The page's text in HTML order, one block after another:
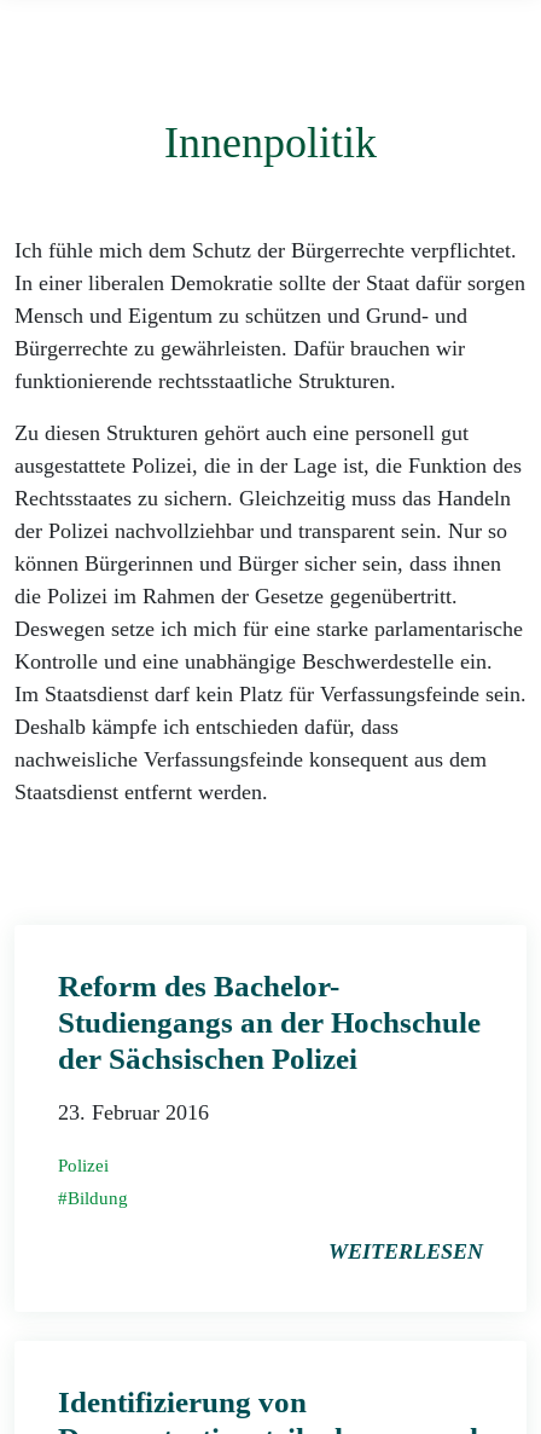
Innenpolitik
Ich fühle mich dem Schutz der Bürgerrechte verpflichtet.
In einer liberalen Demokratie sollte der Staat dafür sorgen
Mensch und Eigentum zu schützen und Grund- und
Bürgerrechte zu gewährleisten. Dafür brauchen wir
funktionierende rechtsstaatliche Strukturen.
Zu diesen Strukturen gehört auch eine personell gut
ausgestattete Polizei, die in der Lage ist, die Funktion des
Rechtsstaates zu sichern. Gleichzeitig muss das Handeln
der Polizei nachvollziehbar und transparent sein. Nur so
können Bürgerinnen und Bürger sicher sein, dass ihnen
die Polizei im Rahmen der Gesetze gegenübertritt.
Deswegen setze ich mich für eine starke parlamentarische
Kontrolle und eine unabhängige Beschwerdestelle ein.
Im Staatsdienst darf kein Platz für Verfassungsfeinde sein.
Deshalb kämpfe ich entschieden dafür, dass
nachweisliche Verfassungsfeinde konsequent aus dem
Staatsdienst entfernt werden.
Reform des Bachelor-
Studiengangs an der Hochschule
der Sächsischen Polizei
23. Februar 2016
Polizei
Bildung
WEITERLESEN
Identifizierung von